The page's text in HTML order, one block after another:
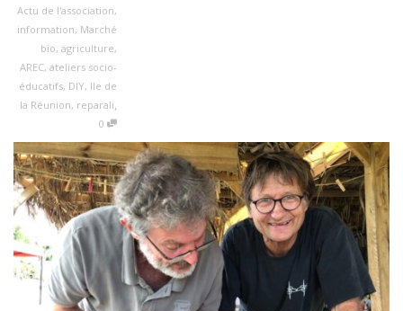
Actu de l'association,
information, Marché
bio, agriculture,
AREC, ateliers socio-
éducatifs, DIY, Ile de
la Réunion, reparali,
0